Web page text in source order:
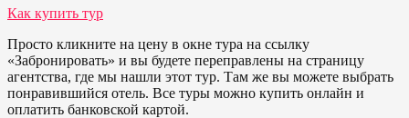
Как купить тур
Просто кликните на цену в окне тура на ссылку
«Забронировать» и вы будете переправлены на страницу
агентства, где мы нашли этот тур. Там же вы можете выбрать
понравившийся отель. Все туры можно купить онлайн и
оплатить банковской картой.